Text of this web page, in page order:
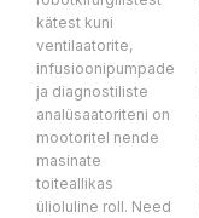
kätest kuni
ventilaatorite,
infusioonipumpade
ja diagnostiliste
analüsaatoriteni on
mootoritel nende
masinate
toiteallikas
ülioluline roll. Need